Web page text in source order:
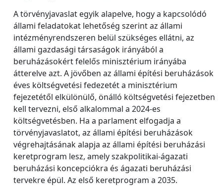
A törvényjavaslat egyik alapelve, hogy a kapcsolódó
állami feladatokat lehetőség szerint az állami
intézményrendszeren belül szükséges ellátni, az
állami gazdasági társaságok irányából a
beruházásokért felelős minisztérium irányába
átterelve azt. A jövőben az állami építési beruházások
éves költségvetési fedezetét a minisztérium
fejezetétől elkülönülő, önálló költségvetési fejezetben
kell tervezni, első alkalommal a 2024-es
költségvetésben. Ha a parlament elfogadja a
törvényjavaslatot, az állami építési beruházások
végrehajtásának alapja az állami építési beruházási
keretprogram lesz, amely szakpolitikai-ágazati
beruházási koncepciókra és ágazati beruházási
tervekre épül. Az első keretprogram a 2035.